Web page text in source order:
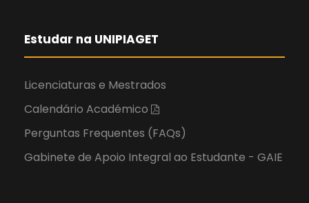
Estudar na UNIPIAGET
Licenciaturas e Mestrados
Calendário Académico
Perguntas Frequentes (FAQs)
Gabinete de Apoio Integral ao Estudante - GAIE